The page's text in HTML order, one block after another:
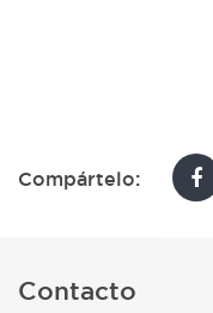
Compártelo:
Contacto